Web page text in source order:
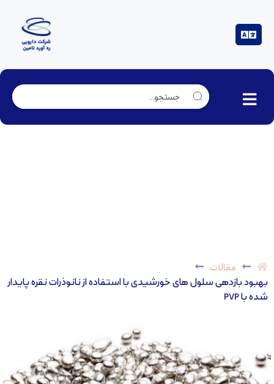
مقالات
بهبود بازدهی سلول های خورشیدی با استفاده از نانوذرات نقره پایدار
شده با PVP